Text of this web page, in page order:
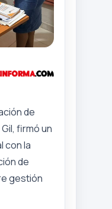
de
firmó un
con la
de
gestión